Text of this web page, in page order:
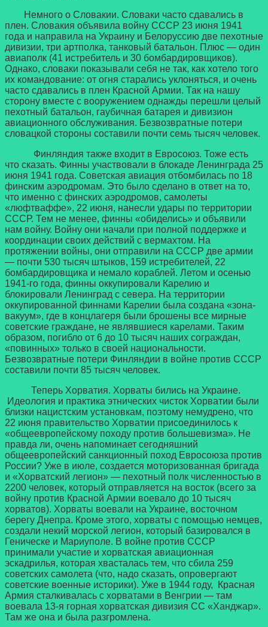
Немного о Словакии. Словаки часто сдавались в
плен. Словакия объявила войну СССР 23 июня 1941
года и направила на Украину и Белоруссию две пехотные
дивизии, три артполка, танковый батальон. Плюс — один
авиаполк (41 истребитель и 30 бомбардировщиков).
Однако, словаки показывали себя не так, как хотело того
их командование: от огня старались уклоняться, и очень
часто сдавались в плен Красной Армии. Так на нашу
сторону вместе с вооружением однажды перешли целый
пехотный батальон, гаубичная батарея и дивизион
авиационного обслуживания. Безвозвратные потери
словацкой стороны составили почти семь тысяч человек.
Финляндия также входит в Евросоюз. Тоже есть
что сказать. Финны участвовали в блокаде Ленинграда 25
июня 1941 года. Советская авиация отбомбилась по 18
финским аэродромам. Это было сделано в ответ на то,
что именно с финских аэродромов, самолеты
«люфтваффе», 22 июня, нанесли удары по территории
СССР. Тем не менее, финны «обиделись» и объявили
нам войну. Войну они начали при полной поддержке и
координации своих действий с вермахтом. На
протяжении войны, они отправили на СССР две армии
— почти 530 тысяч штыков, 159 истребителей, 22
бомбардировщика и немало кораблей. Летом и осенью
1941-го года, финны оккупировали Карелию и
блокировали Ленинград с севера. На территории
оккупированной финнами Карелии была создана «зона-
вакуум», где в концлагеря были брошены все мирные
советские граждане, не являвшиеся карелами. Таким
образом, погибло от 6 до 10 тысяч наших сограждан,
«повинных» только в своей национальности.
Безвозвратные потери Финляндии в войне против СССР
составили почти 85 тысяч человек.
Теперь Хорватия. Хорваты бились на Украине.
Идеология и практика этнических чисток Хорватии были
близки нацистским установкам, поэтому немудрено, что
22 июня правительство Хорватии присоединилось к
«общеевропейскому походу против большевизма». Не
правда ли, очень напоминает сегодняшний
общеевропейский санкционный поход Евросоюза против
России? Уже в июле, создается моторизованная бригада
и «Хорватский легион» — пехотный полк численностью в
2200 человек, который отправляется на восток (всего за
войну против Красной Армии воевало до 10 тысяч
хорватов). Хорваты воевали на Украине, восточном
берегу Днепра. Кроме этого, хорваты с помощью немцев,
создали некий морской легион, который базировался в
Геническе и Мариуполе. В войне против СССР
принимали участие и хорватская авиационная
эскадрилья, которая хвасталась тем, что сбила 259
советских самолета (что, надо сказать, опровергают
советские военные историки). Уже в 1944 году, Красная
Армия сталкивалась с хорватами в Венгрии — там
воевала 13-я горная хорватская дивизия СС «Ханджар».
Там же она и была разгромлена.